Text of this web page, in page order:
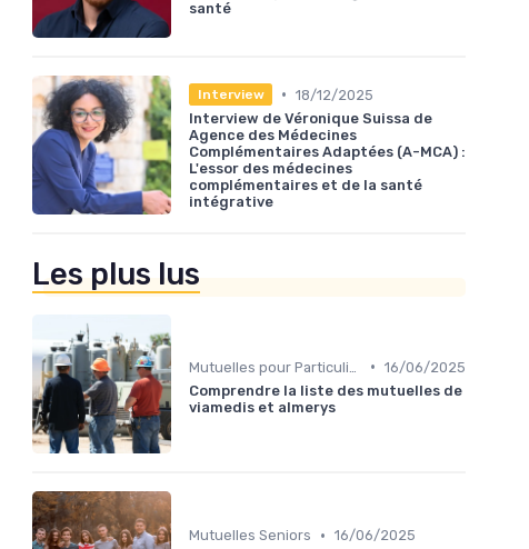
santé
Interview • 18/12/2025
Interview de Véronique Suissa de
Agence des Médecines
Complémentaires Adaptées (A-MCA) :
L'essor des médecines
complémentaires et de la santé
intégrative
Les plus lus
• 16/06/2025
Comprendre la liste des mutuelles de
viamedis et almerys
Mutuelles Seniors • 16/06/2025